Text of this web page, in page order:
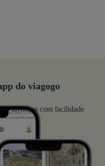
do viagogo
favoritos com facilidade